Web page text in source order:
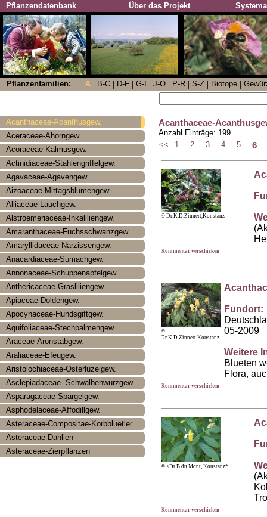
Pflanzendatenbank Über das Projekt
Pflanzenfamilien: A | B-C | D-F | G-I | J-O | P-R | S-Z | Biotope |
Acanthaceae-Acanthusgew.
Aceraceae-Ahorngew.
Acoraceae-Kalmusgew.
Actinidiaceae-Stahlengriffelgew.
Agavaceae-Agavengew.
Aizoaceae-Mittagsblumengew.
Alliaceae-Lauchgew.
Alstroemeriaceae-Inkaliliengew.
Amaranthaceae-Fuchsschwanzgew.
Amaryllidaceae-Narzissengew.
Anacardiaceae-Sumachgew.
Annonaceae-Schuppenapfelgew.
Anthericaceae-Grasliliengew.
Apiaceae-Doldengew.
Apocynaceae-Hundsgiftgew.
Aquifoliaceae-Stechpalmengew.
Araceae-Aronstabgew.
Araliaceae-Efeugew.
Aristolochiaceae-Osterluzeigew.
Asclepiadaceae--Schwalbenwurzgew.
Asparagaceae-Spargelgew.
Asphodelaceae-Affodillgew.
Asteraceae-Compositae-Korbbluetler
Asteraceae-Dahlien
Asteraceae-Zierpflanzen
Acanthaceae-
Anzahl Einträge: 199
<<
1 2 3 4 5 6
© Dr.K.D.Zinnert,Konstanz
Kommentar verschicken
©
Dr.K.D.Zinnert,Konstanz
Fundort:
05-2009
Weitere
Blueten
Flora,
Kommentar verschicken
© <Dr.B.du Mont, Konstanz*
Kommentar verschicken